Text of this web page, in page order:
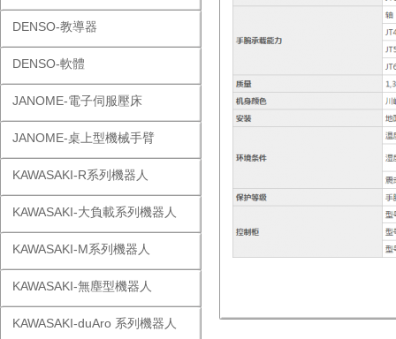
DENSO-教導器
DENSO-軟體
JANOME-電子伺服壓床
JANOME-桌上型機械手臂
KAWASAKI-R系列機器人
KAWASAKI-大負載系列機器人
KAWASAKI-M系列機器人
KAWASAKI-無塵型機器人
KAWASAKI-duAro 系列機器人